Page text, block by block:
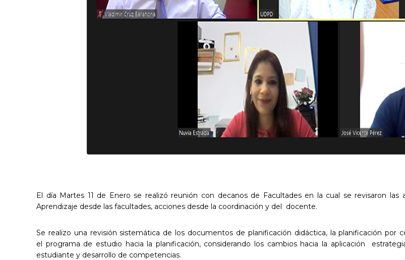
El día Martes 11 de Enero se realizó reunión con decanos de Facultades en la cual se revisaronlas
Aprendizaje desde las facultades, acciones desde la coordinación y del docente.
Se realizo una revisión sistemática de los documentos de planificación didáctica, laplanificación por
el programa de estudio hacia la planificación, considerando los cambios hacia la aplicación
estudiante y desarrollo de competencias.